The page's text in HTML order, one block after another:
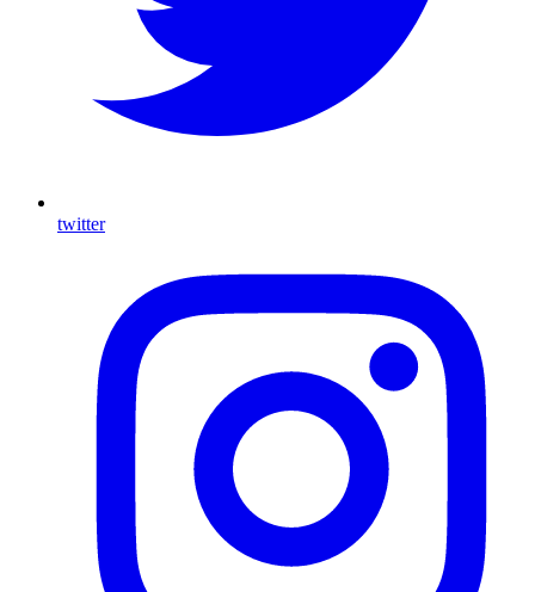
twitter